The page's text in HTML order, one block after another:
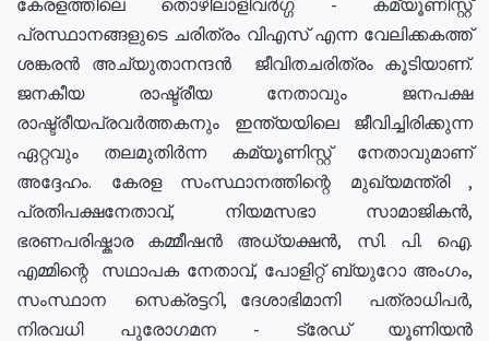
പ്രസ്ഥാനങ്ങളുടെ ചരിത്രം വിഎസ് എന്ന വേലിക്കകത്ത്
ശങ്കരൻ അച്യുതാനന്ദൻ ജീവിതചരിത്രം കൂടിയാണ്.
ജനകീയ രാഷ്ട്രീയ നേതാവും ജനപക്ഷ
രാഷ്ട്രീയപ്രവർത്തകനും ഇന്ത്യയിലെ ജീവിച്ചിരിക്കുന്ന
ഏറ്റവും തലമുതിർന്ന കമ്യൂണിസ്റ്റ് നേതാവുമാണ്
അദ്ദേഹം. കേരള സംസ്ഥാനത്തിന്റെ മുഖ്യമന്ത്രി ,
പ്രതിപക്ഷനേതാവ്, നിയമസഭാ സാമാജികൻ,
ഭരണപരിഷ്കാര കമ്മീഷൻ അധ്യക്ഷൻ, സി. പി. ഐ.
എമ്മിന്റെ സഥാപക നേതാവ്, പോളിറ്റ് ബ്യുറോ അംഗം,
സംസ്ഥാന സെക്രട്ടറി, ദേശാഭിമാനി പത്രാധിപർ,
നിരവധി പുരോഗമന - ട്രേഡ് യൂണിയൻ